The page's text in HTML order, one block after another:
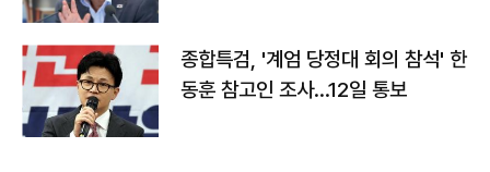
종합특검, '계엄 당정대 회의 참석' 한
동훈 참고인 조사...12일 통보